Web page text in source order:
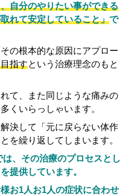
自分のやりたい事ができる
れて安定していること」で
の根本的な原因にアプロー
指すという治療理念のもと
て、また同じような痛みの
くいらっしゃいます。
決して「元に戻らない体作
を繰り返してしまいます。
は、その治療のプロセスとし
提供しています。
お1人お1人の症状に合わせ